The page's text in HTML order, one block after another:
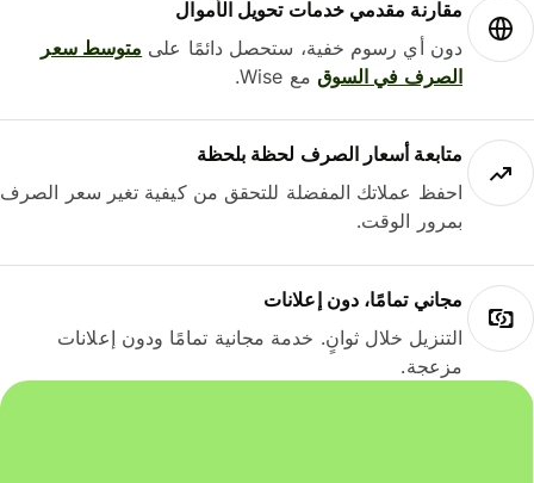
مقارنة مقدمي خدمات تحويل الأموال
دون أي رسوم خفية، ستحصل دائمًا علىمتوسط ​​سعر
الصرف في السوقمع Wise.
متابعة أسعار الصرف لحظة بلحظة
احفظ عملاتك المفضلة للتحقق من كيفية تغير سعر الصرف
بمرور الوقت.
مجاني تمامًا، دون إعلانات
التنزيل خلال ثوانٍ. خدمة مجانية تمامًا ودون إعلانات
مزعجة.